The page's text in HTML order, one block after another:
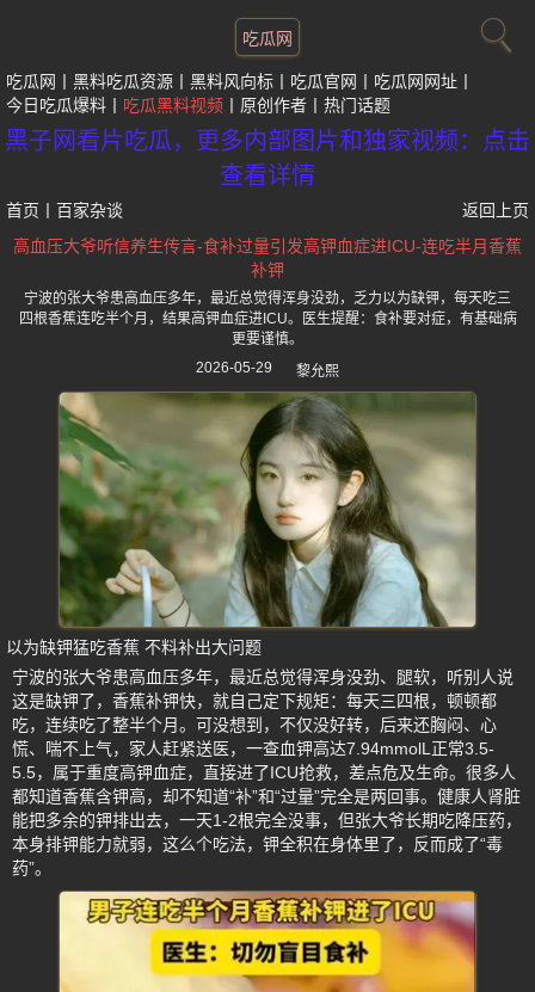
吃瓜网
吃瓜网 黑料吃瓜资源 黑料风向标 吃瓜官网
吃瓜网网址
今日吃瓜爆料
吃瓜黑料视频 原创作者 热门话题
黑子网看片吃瓜，更多内部图片和独家视频：点击
查看详情
首页 百家杂谈
返回上页
高血压大爷听信养生传言-食补过量引发高钾血症进ICU-连吃半月香蕉
补钾
宁波的张大爷患高血压多年，最近总觉得浑身没劲，乏力以为缺钾，每天吃三
四根香蕉连吃半个月，结果高钾血症进ICU。医生提醒：食补要对症，有基础病
更要谨慎。
2026-05-29
黎允熙
以为缺钾猛吃香蕉 不料补出大问题
宁波的张大爷患高血压多年，最近总觉得浑身没劲、腿软，听别人说
这是缺钾了，香蕉补钾快，就自己定下规矩：每天三四根，顿顿都
吃，连续吃了整半个月。可没想到，不仅没好转，后来还胸闷、心
慌、喘不上气，家人赶紧送医，一查血钾高达7.94mmolL正常3.5-
5.5，属于重度高钾血症，直接进了ICU抢救，差点危及生命。很多人
都知道香蕉含钾高，却不知道“补”和“过量”完全是两回事。健康人肾脏
能把多余的钾排出去，一天1-2根完全没事，但张大爷长期吃降压药，
本身排钾能力就弱，这么个吃法，钾全积在身体里了，反而成了“毒
药”。